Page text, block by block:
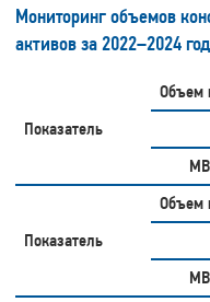
Мониторинг объемов
активов за 2022–2024
Показатель
Объем
Показатель
Объем